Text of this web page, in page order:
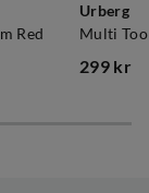
Red
Urberg
Multi
299 kr